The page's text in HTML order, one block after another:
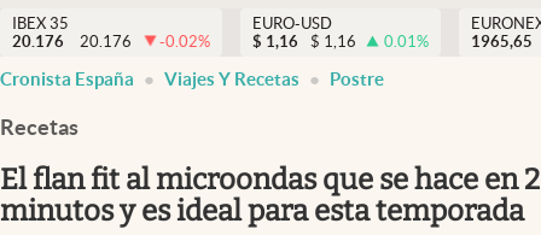
USA
Criptomonedas
España
NOTICIAS
FINANZAS
EURO
IBEX 35
20.176
20.176 -0.02%
EURO-USD
$ 1,16 $ 1,16 0.01%
1965,65
Cronista España Viajes Y Recetas Postre
Recetas
El flan fit al microondas que se hace en 2
minutos y es ideal para esta temporada